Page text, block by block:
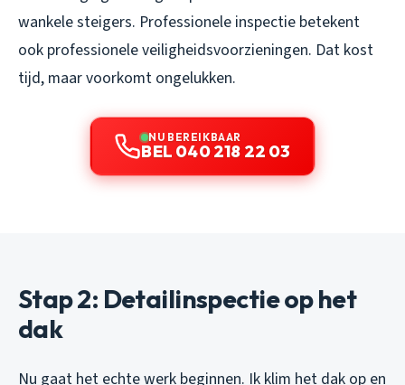
wankele steigers. Professionele inspectie betekent
ook professionele veiligheidsvoorzieningen. Dat kost
tijd, maar voorkomt ongelukken.
NU BEREIKBAAR
BEL 040 218 22 03
Stap 2: Detailinspectie op het
dak
Nu gaat het echte werk beginnen. Ik klim het dak op en